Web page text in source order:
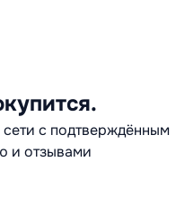
.
с подтверждённым
и отзывами